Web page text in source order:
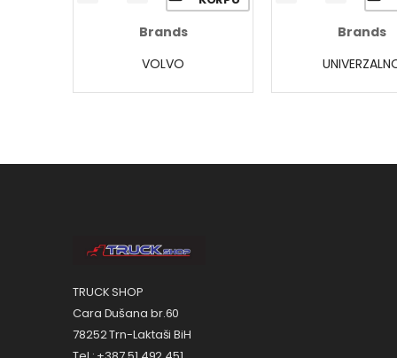
Brands
VOLVO
Brands
TRUCK SHOP
Cara Dušana br.60
78252 Trn-Laktaši BiH